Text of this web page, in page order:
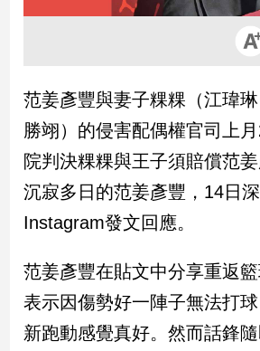
品
政
治
政
治
焦
點
民
調
國
范姜彥豐與妻子粿粿（江瑋
勝翊）的侵害配偶權官司上
院判決粿粿與王子須賠償范姜
沉寂多日的范姜彥豐，14日
Instagram發文回應。
范姜彥豐在貼文中分享重返籃
表示因傷勢好一陣子無法打
新跑動感覺真好。然而話鋒